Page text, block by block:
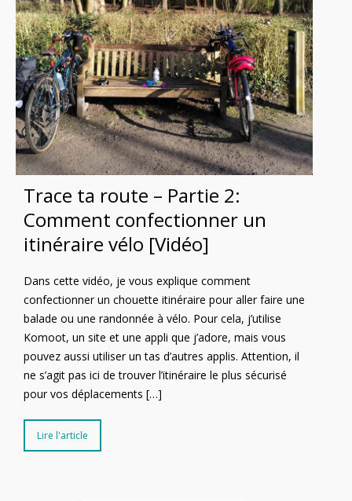
Trace ta route – Partie 2:
Comment confectionner un
itinéraire vélo [Vidéo]
Dans cette vidéo, je vous explique comment
confectionner un chouette itinéraire pour aller faire une
balade ou une randonnée à vélo. Pour cela, j’utilise
Komoot, un site et une appli que j’adore, mais vous
pouvez aussi utiliser un tas d’autres applis. Attention, il
ne s’agit pas ici de trouver l’itinéraire le plus sécurisé
pour vos déplacements […]
Lire l'article